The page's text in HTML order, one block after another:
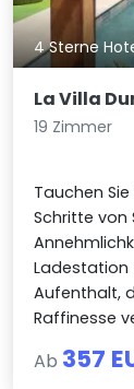
4 Sterne
La Villa
19 Zimmer
Tauchen
Schritte
Ladestation
Aufenthalt,
Raffinesse
Ab 357